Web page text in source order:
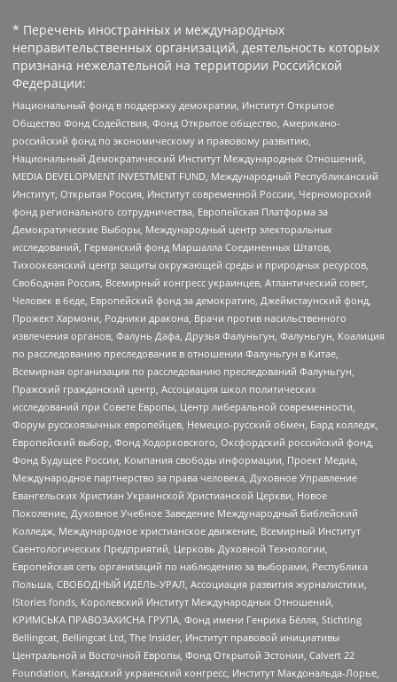
* Перечень иностранных и международных
неправительственных организаций, деятельность которых
признана нежелательной на территории Российской
Федерации:
Национальный фонд в поддержку демократии, Институт Открытое
Общество Фонд Содействия, Фонд Открытое общество, Американо-
российский фонд по экономическому и правовому развитию,
Национальный Демократический Институт Международных Отношений,
MEDIA DEVELOPMENT INVESTMENT FUND, Международный Республиканский
Институт, Открытая Россия, Институт современной России, Черноморский
фонд регионального сотрудничества, Европейская Платформа за
Демократические Выборы, Международный центр электоральных
исследований, Германский фонд Маршалла Соединенных Штатов,
Тихоокеанский центр защиты окружающей среды и природных ресурсов,
Свободная Россия, Всемирный конгресс украинцев, Атлантический совет,
Человек в беде, Европейский фонд за демократию, Джеймстаунский фонд,
Прожект Хармони, Родники дракона, Врачи против насильственного
извлечения органов, Фалунь Дафа, Друзья Фалуньгун, Фалуньгун, Коалиция
по расследованию преследования в отношении Фалуньгун в Китае,
Всемирная организация по расследованию преследований Фалуньгун,
Пражский гражданский центр, Ассоциация школ политических
исследований при Совете Европы, Центр либеральной современности,
Форум русскоязычных европейцев, Немецко-русский обмен, Бард колледж,
Европейский выбор, Фонд Ходорковского, Оксфордский российский фонд,
Фонд Будущее России, Компания свободы информации, Проект Медиа,
Международное партнерство за права человека, Духовное Управление
Евангельских Христиан Украинской Христианской Церкви, Новое
Поколение, Духовное Учебное Заведение Международный Библейский
Колледж, Международное христианское движение, Всемирный Институт
Саентологических Предприятий, Церковь Духовной Технологии,
Европейская сеть организаций по наблюдению за выборами, Республика
Польша, СВОБОДНЫЙ ИДЕЛЬ-УРАЛ, Ассоциация развития журналистики,
IStories fonds, Королевский Институт Международных Отношений,
КРИМСЬКА ПРАВОЗАХИСНА ГРУПА, Фонд имени Генриха Бёлля, Stichting
Bellingcat, Bellingcat Ltd, The Insider, Институт правовой инициативы
Центральной и Восточной Европы, Фонд Открытой Эстонии, Calvert 22
Foundation, Канадский украинский конгресс, Институт Макдональда-Лорье,